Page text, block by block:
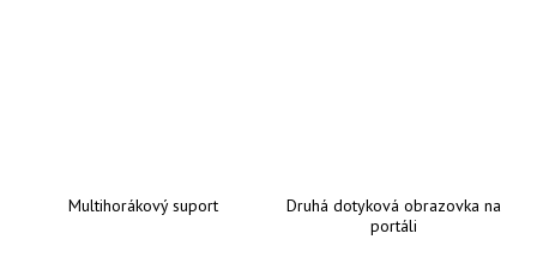
Multihorákový suport
Druhá dotyková obrazovka na
portáli